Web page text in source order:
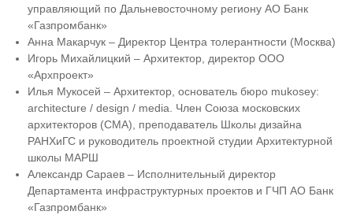
управляющий по Дальневосточному региону АО Банк
«Газпромбанк»
Анна Макарчук – Директор Центра толерантности (Москва)
Игорь Михайлицкий – Архитектор, директор ООО
«Архпроект»
Илья Мукосей – Архитектор, основатель бюро mukosey:
architecture / design / media. Член Союза московских
архитекторов (СМА), преподаватель Школы дизайна
РАНХиГС и руководитель проектной студии Архитектурной
школы МАРШ
Александр Сараев – Исполнительный директор
Департамента инфраструктурных проектов и ГЧП АО Банк
«Газпромбанк»